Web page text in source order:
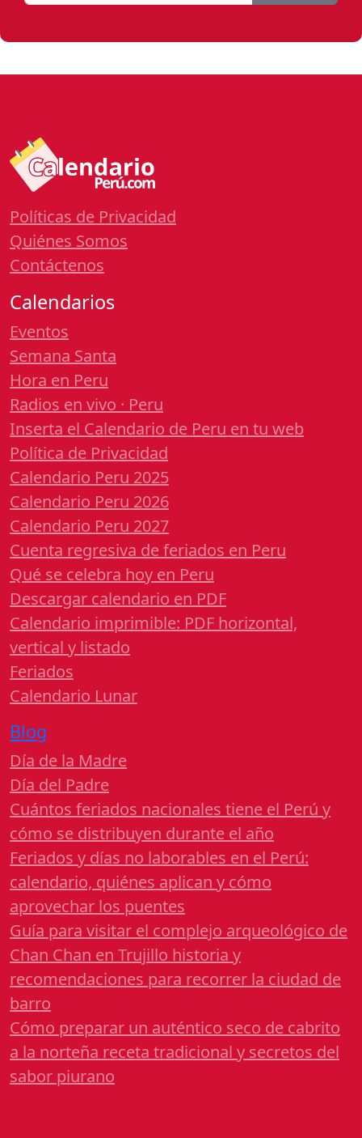
Políticas de Privacidad
Quiénes Somos
Contáctenos
Calendarios
Eventos
Semana Santa
Hora en Peru
Radios en vivo · Peru
Inserta el Calendario de Peru en tu web
Política de Privacidad
Calendario Peru 2025
Calendario Peru 2026
Calendario Peru 2027
Cuenta regresiva de feriados en Peru
Qué se celebra hoy en Peru
Descargar calendario en PDF
Calendario imprimible: PDF horizontal,
vertical y listado
Feriados
Calendario Lunar
Blog
Día de la Madre
Día del Padre
Cuántos feriados nacionales tiene el Perú y
cómo se distribuyen durante el año
Feriados y días no laborables en el Perú:
calendario, quiénes aplican y cómo
aprovechar los puentes
Guía para visitar el complejo arqueológico de
Chan Chan en Trujillo historia y
recomendaciones para recorrer la ciudad de
barro
Cómo preparar un auténtico seco de cabrito
a la norteña receta tradicional y secretos del
sabor piurano